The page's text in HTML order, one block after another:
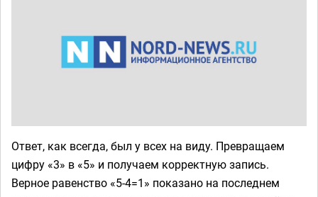
Ответ, как всегда, был у всех на виду. Превращаем
цифру «3» в «5» и получаем корректную запись.
Верное равенство «5-4=1» показано на последнем